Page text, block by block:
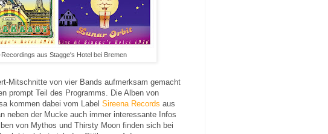
Recordings aus Stagge's Hotel bei Bremen
Mitschnitte von vier Bands aufmerksam gemacht
prompt Teil des Programms. Die Alben von
kommen dabei vom Label Sireena Records aus
neben der Mucke auch immer interessante Infos
von Mythos und Thirsty Moon finden sich bei